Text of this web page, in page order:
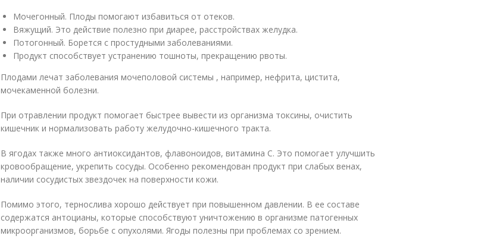
Мочегонный. Плоды помогают избавиться от отеков.
Вяжущий. Это действие полезно при диарее, расстройствах желудка.
Потогонный. Борется с простудными заболеваниями.
Продукт способствует устранению тошноты, прекращению рвоты.
Плодами лечат заболевания мочеполовой системы , например, нефрита, цистита,
мочекаменной болезни.
При отравлении продукт помогает быстрее вывести из организма токсины, очистить
кишечник и нормализовать работу желудочно-кишечного тракта.
В ягодах также много антиоксидантов, флавоноидов, витамина С. Это помогает улучшить
кровообращение, укрепить сосуды. Особенно рекомендован продукт при слабых венах,
наличии сосудистых звездочек на поверхности кожи.
Помимо этого, тернослива хорошо действует при повышенном давлении. В ее составе
содержатся антоцианы, которые способствуют уничтожению в организме патогенных
микроорганизмов, борьбе с опухолями. Ягоды полезны при проблемах со зрением.